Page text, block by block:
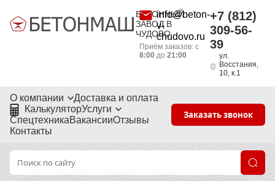
БЕТОННЫЙ
ЗАВОД В
ЧУДОВО
info@beton-
v-
chudovo.ru
Приём заказов: с
8:00 до21:00
+7 (812)
309-56-
39
ул.
Восстания,
10, к.1
О компании
Доставка и оплата
КалькуляторУслуги
СпецтехникаВакансииОтзывы
Контакты
Заказать звонок